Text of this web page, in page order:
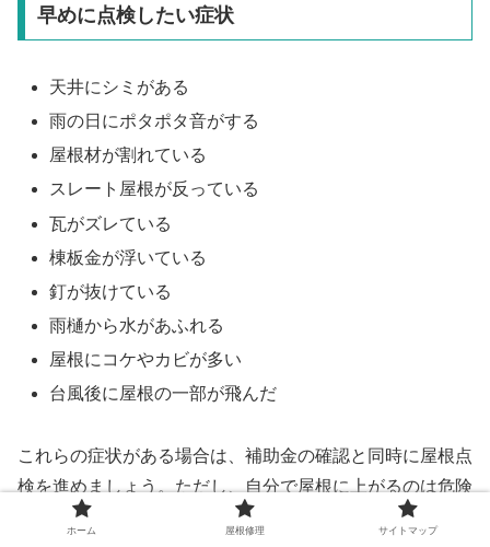
早めに点検したい症状
天井にシミがある
雨の日にポタポタ音がする
屋根材が割れている
スレート屋根が反っている
瓦がズレている
棟板金が浮いている
釘が抜けている
雨樋から水があふれる
屋根にコケやカビが多い
台風後に屋根の一部が飛んだ
これらの症状がある場合は、補助金の確認と同時に屋根点
検を進めましょう。ただし、自分で屋根に上がるのは危険
です。屋根の点検は、専門業者に依頼するのが安全です。
ホーム 屋根修理 サイトマップ